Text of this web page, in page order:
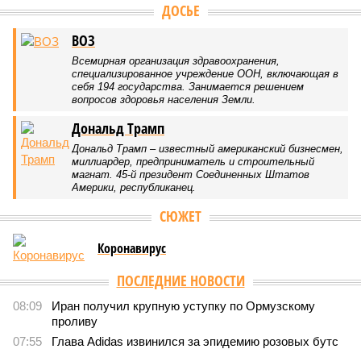
ДОСЬЕ
ВОЗ
Всемирная организация здравоохранения,
специализированное учреждение ООН, включающая в
себя 194 государства. Занимается решением
вопросов здоровья населения Земли.
Дональд Трамп
Дональд Трамп – известный американский бизнесмен,
миллиардер, предприниматель и строительный
магнат. 45-й президент Соединенных Штатов
Америки, республиканец.
СЮЖЕТ
Коронавирус
ПОСЛЕДНИЕ НОВОСТИ
08:09
Иран получил крупную уступку по Ормузскому
проливу
07:55
Глава Adidas извинился за эпидемию розовых бутс